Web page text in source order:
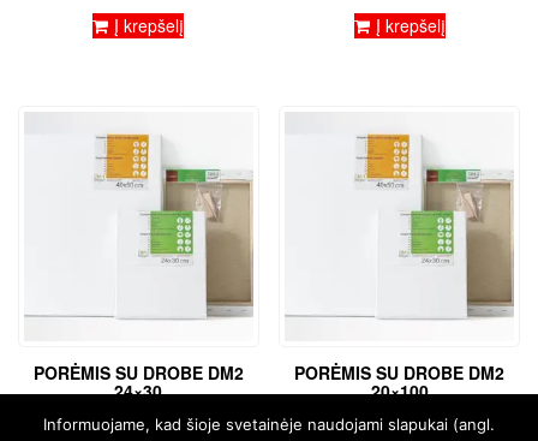
Į krepšelį Į krepšelį
PORĖMIS SU DROBE DM2
24×30
€5,30
PORĖMIS SU DROBE DM2
20×100
€10,77
Informuojame, kad šioje svetainėje naudojami slapukai (angl.